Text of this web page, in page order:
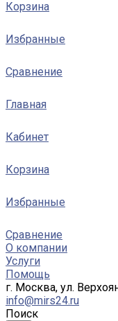
Корзина
Избранные
Сравнение
Главная
Кабинет
Корзина
Избранные
Сравнение
О компании
Услуги
Помощь
г. Москва, ул.
info@mirs24.ru
Поиск